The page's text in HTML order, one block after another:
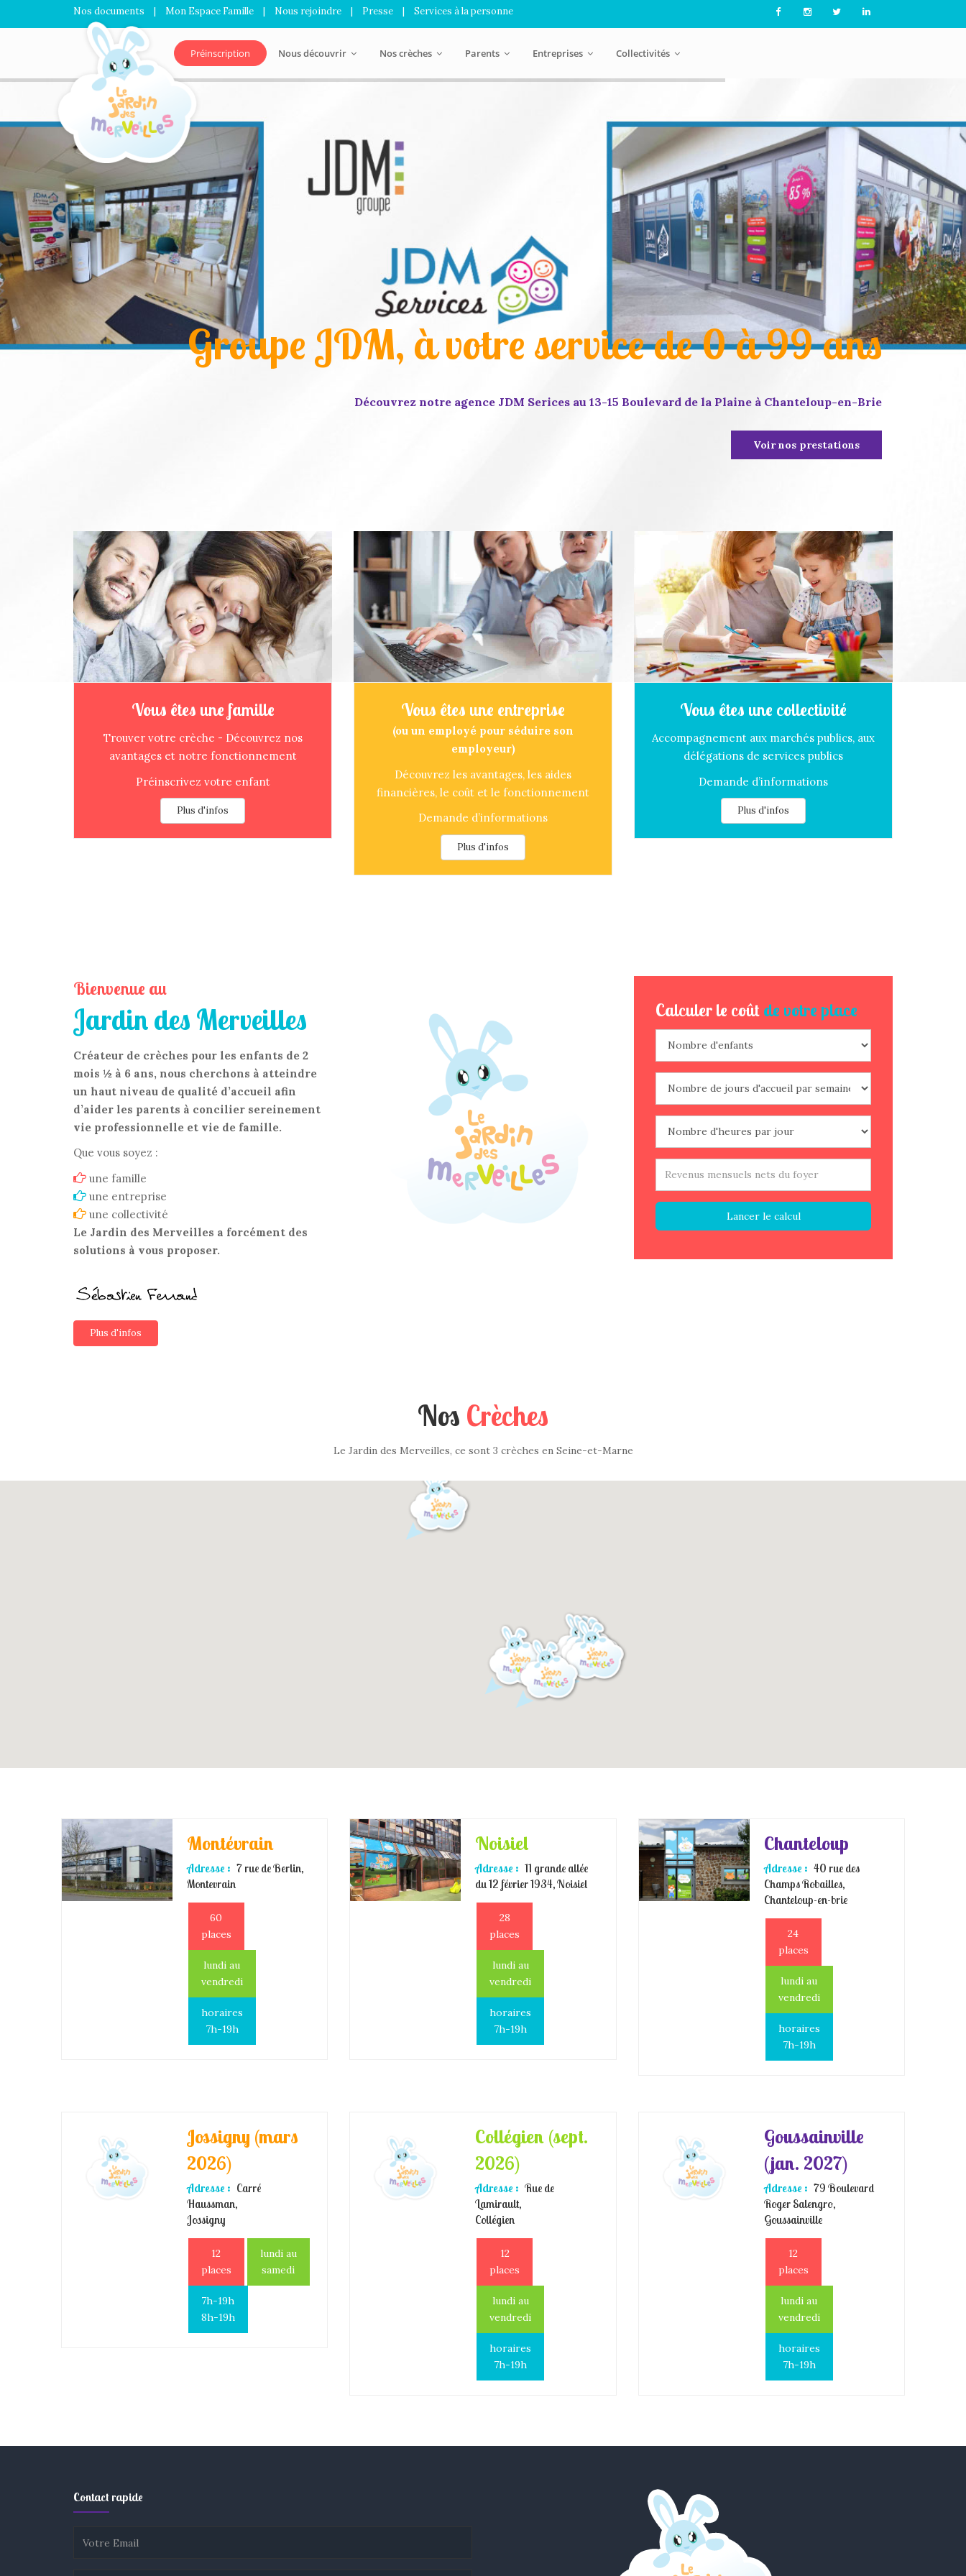
Nos documents | Mon Espace Famille | Nous rejoindre | Presse | Services à la personne
Préinscription Nous découvrir Nos crèches Parents Entreprises Collectivités
Groupe JDM, à votre service de 0 à 99 ans
Découvrez notre agence JDM Serices au 13-15 Boulevard de la Plaine à Chanteloup-en-Brie
Voir nos prestations
Vous êtes une famille
Trouver votre crèche - Découvrez nos
avantages et notre fonctionnement
Préinscrivez votre enfant
Plus d'infos
Vous êtes une entreprise
(ou un employé pour séduire son
employeur)
Découvrez les avantages, les aides
financières, le coût et le fonctionnement
Demande d’informations
Plus d'infos
Vous êtes une collectivité
Accompagnement aux marchés publics, aux
délégations de services publics
Demande d’informations
Plus d'infos
Bienvenue au
Jardin des Merveilles
Créateur de crèches pour les enfants de 2
mois ½ à 6 ans, nous cherchons à atteindre
un haut niveau de qualité d’accueil afin
d’aider les parents à concilier sereinement
vie professionnelle et vie de famille.
Que vous soyez :
une famille
une entreprise
une collectivité
Le Jardin des Merveilles a forcément des
solutions à vous proposer.
Plus d'infos
Calculer le coût de votre place
Lancer le calcul
Nos Crèches
Le Jardin des Merveilles, ce sont 3 crèches en Seine-et-Marne
Montévrain
Adresse : 7 rue de Berlin,
Montevrain
60
places
lundi au
vendredi
horaires
7h-19h
Noisiel
Adresse : 11 grande allée
du 12 février 1934, Noisiel
28
places
lundi au
vendredi
horaires
7h-19h
Chanteloup
Adresse : 40 rue des
Champs Robailles,
Chanteloup-en-brie
24
places
lundi au
vendredi
horaires
7h-19h
Jossigny (mars
2026)
Adresse : Carré
Haussman,
Jossigny
12
places
lundi au
samedi
7h-19h
8h-19h
Collégien (sept.
2026)
Adresse : Rue de
Lamirault,
Collégien
12
places
lundi au
vendredi
horaires
7h-19h
Goussainville
(jan. 2027)
Adresse : 79 Boulevard
Roger Salengro,
Goussainville
12
places
lundi au
vendredi
horaires
7h-19h
Contact rapide